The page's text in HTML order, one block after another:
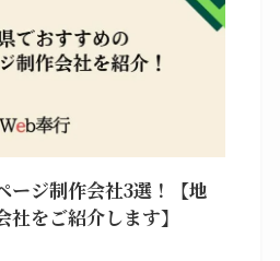
ージ制作会社3選！【地
をご紹介します】